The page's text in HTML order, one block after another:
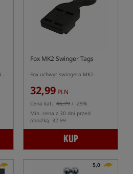
Pokrowiec na swingery Siren Night Glo Swing Arm
Fox MK2 Swinger Tags
Fox uchwyt swingera MK2
32,99 PLN
Cena kat.: 46,79 / -29%
Min. cena z 30 dni przed
obniżką: 32.99
KUP
5,0